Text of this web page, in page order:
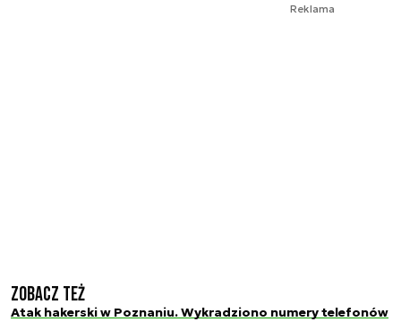
Reklama
Zobacz też
Atak hakerski w Poznaniu. Wykradziono numery telefonów